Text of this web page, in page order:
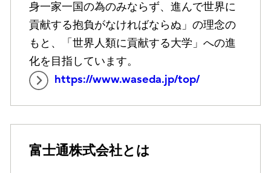
身一家一国の為のみならず、進んで世界に
貢献する抱負がなければならぬ」の理念の
もと、「世界人類に貢献する大学」への進
化を目指しています。
https://www.waseda.jp/top/
富士通株式会社とは